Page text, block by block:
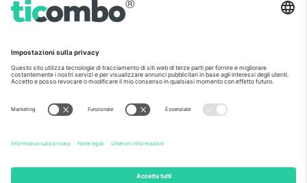
Ticombo Italia
Mimi Balkanska 132, 1540, Sofia,
base alla località, all'evento e/o al dominio. Per i dettagli controlla la
pagina specifica dell'evento, l'impronta e i termini.,